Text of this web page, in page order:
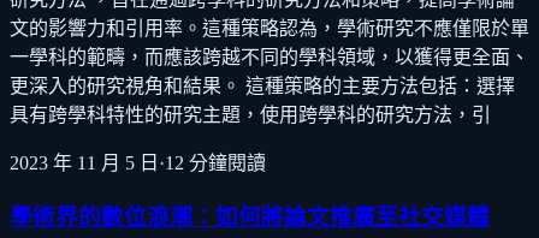
文的影響力和引用率。這種策略認為，學術研究不應僅限於單
一學科的範疇，而應該跨越不同的學科領域，以獲得更全面、
更深入的研究視角和結果。 這種策略的主要方法包括：選擇
具有跨學科特性的研究主題，使用跨學科的研究方法，引
2023 年 11 月 5 日 ·12 分鐘閱讀
學術界的數位浪潮：如何將論文推廣至社交媒體